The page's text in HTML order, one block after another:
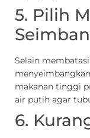
5. Pilih
Selain
makanan tinggi
air putih agar
6.